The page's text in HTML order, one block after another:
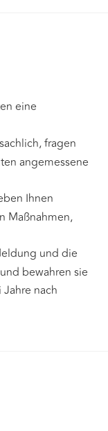
eine
fragen
angemessene
Ihnen
Maßnahmen,
und die
bewahren sie
nach